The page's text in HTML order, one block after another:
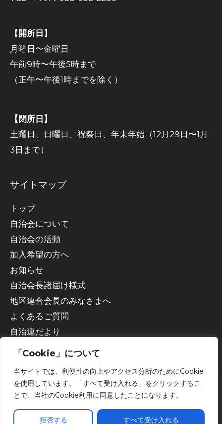
「Cookie」について
当サイトでは、利便性の向上やアクセス分析のためにCookie
を使用しています。「すべて受け入れる」をクリックするこ
とで、当社のCookie利用に同意したことになります。
拒否する すべて受け入れる
【開所日】
月曜日〜金曜日
午前9時〜午後5時まで
（正午〜午後1時までを除く）
【閉所日】
土曜日、日曜日、祝祭日、年末年始（12月29日〜1月
3日まで）
サイトマップ
トップ
自治会について
自治会の活動
加入希望の方へ
お知らせ
自治会長諸届け様式
地区連合会長のみなさまへ
よくあるご質問
自治連だより